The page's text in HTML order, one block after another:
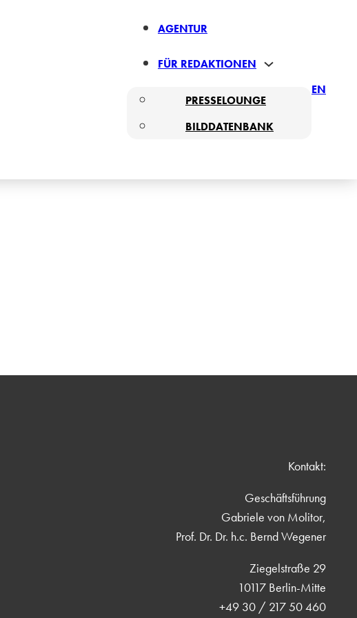
AGENTUR
FÜR REDAKTIONEN
PRESSELOUNGE
BILDDATENBANK
EN
Kontakt:
Geschäftsführung
Gabriele von Molitor,
Prof. Dr. Dr. h.c. Bernd Wegener
Ziegelstraße 29
10117 Berlin-Mitte
+49 30 / 217 50 460